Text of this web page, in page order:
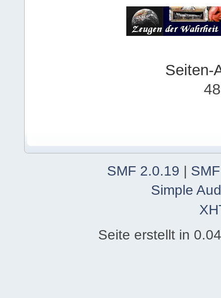
Seiten-
SMF 2.0.19 |
Simple
Seite erstellt in